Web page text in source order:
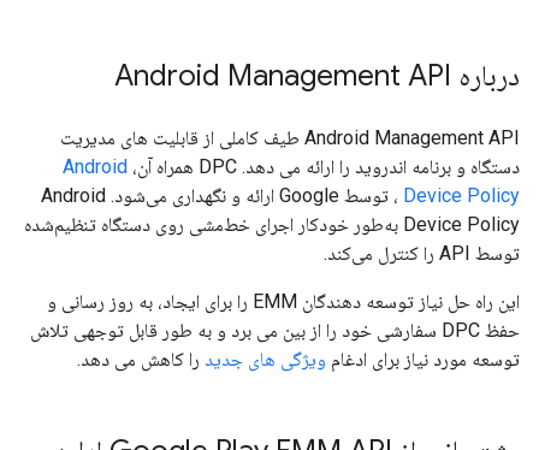
درباره Android Management API
Android Management API طیف کاملی از قابلیت های مدیریت
دستگاه و برنامه اندروید را ارائه می دهد. DPC همراه آن،
Android
Device Policy
، توسط Google ارائه و نگهداری می‌شود. Android
Device Policy به‌طور خودکار اجرای خط‌مشی روی دستگاه تنظیم‌شده
توسط API را کنترل می‌کند.
این راه حل نیاز توسعه دهندگان EMM را برای ایجاد، به روز رسانی و
حفظ DPC سفارشی خود را از بین می برد و به طور قابل توجهی تلاش
توسعه مورد نیاز برای ادغام ویژگی های جدید را کاهش می دهد.